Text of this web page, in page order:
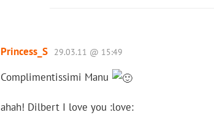
Princess_S 29.03.11 @ 15:49
Complimentissimi Manu
ahah! Dilbert I love you :love: